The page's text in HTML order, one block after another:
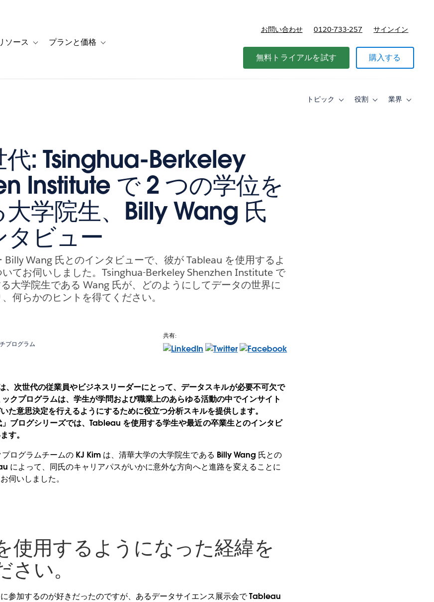
ーストーリー
sub-navigation for ソリューション
ソース Toggle sub-navigation for リソース
プランと価格 Toggle sub-navigation for プランと価格
お問い合わせ 0120-733-257 サインイン
無料トライアルを試す 購入する
トピック
Toggle役割
Toggle業界
Toggle
代: Tsinghua-Berkeley
Institute で 2 つの学位を
学院生、Billy Wang 氏
タビュー
Billy Wang 氏とのインタビューで、彼が Tableau を使用するよ
てお伺いしました。Tsinghua-Berkeley Shenzhen Institute で
大学院生である Wang 氏が、どのようにしてデータの世界に
何らかのヒントを得てください。
プログラム
共有:
、次世代の従業員やビジネスリーダーにとって、データスキルが必要不可欠で
クプログラムは、学生が学問および職業上のあらゆる活動の中でインサイト
た意思決定を行えるようにするために役立つ分析スキルを提供します。
ブログシリーズでは、Tableau を使用する学生や最近の卒業生とのインタビ
す。
ログラムチームの KJ Kim は、清華大学の大学院生である Billy Wang 氏との
によって、同氏のキャリアパスがいかに意外な方向へと進路を変えることに
伺いしました。
使用するようになった経緯を
い。
参加するのが好きだったのですが、あるデータサイエンス展示会で Tableau